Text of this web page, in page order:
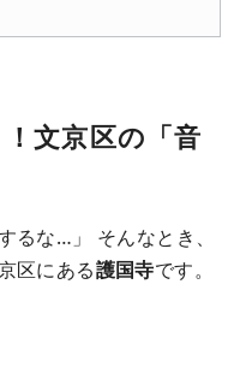
文京区の「音
るな…」 そんなとき、
区にある護国寺です。